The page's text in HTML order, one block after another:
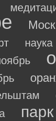
наука
парк